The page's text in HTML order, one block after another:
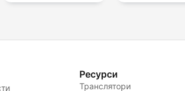
Ресурси
Транслятори